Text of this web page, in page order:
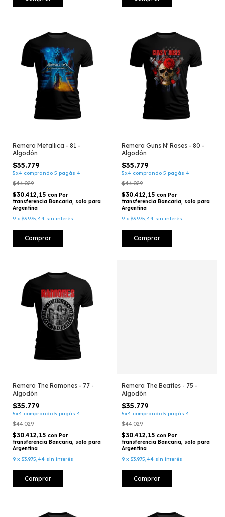
Remera Metallica - 81 -
Algodón
$35.779
5x4 comprando 5 pagás 4
$44.029
$30.412,15 con Por
transferencia Bancaria, solo para
Argentina
9 x $3.975,44 sin interés
Comprar
Remera Guns N' Roses - 80 -
Algodón
$35.779
5x4 comprando 5 pagás 4
$44.029
$30.412,15 con Por
transferencia Bancaria, solo para
Argentina
9 x $3.975,44 sin interés
Comprar
Remera The Ramones - 77 -
Algodón
$35.779
5x4 comprando 5 pagás 4
$44.029
$30.412,15 con Por
transferencia Bancaria, solo para
Argentina
9 x $3.975,44 sin interés
Comprar
Remera The Beatles - 75 -
Algodón
$35.779
5x4 comprando 5 pagás 4
$44.029
$30.412,15 con Por
transferencia Bancaria, solo para
Argentina
9 x $3.975,44 sin interés
Comprar